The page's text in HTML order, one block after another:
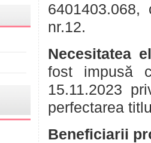
nr.12.
Necesitatea
fost impusă
15.11.2023
perfectarea
Beneficiarii